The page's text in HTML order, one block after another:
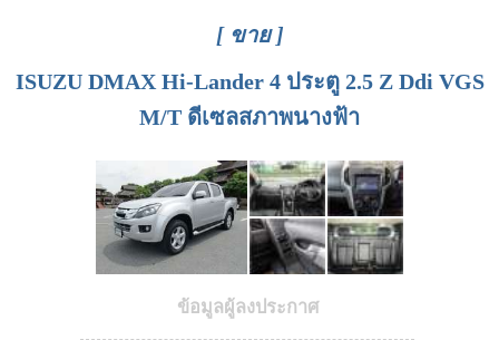
[ ขาย ]
ISUZU DMAX Hi-Lander 4 ประตู 2.5 Z Ddi VGS
M/T ดีเซลสภาพนางฟ้า
ข้อมูลผู้ลงประกาศ